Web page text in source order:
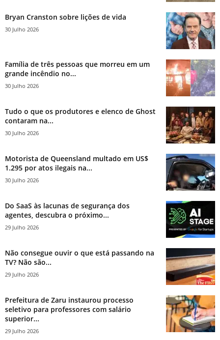
Bryan Cranston sobre lições de vida
30 Julho 2026
Família de três pessoas que morreu em um
grande incêndio no...
30 Julho 2026
Tudo o que os produtores e elenco de Ghost
contaram na...
30 Julho 2026
Motorista de Queensland multado em US$
1.295 por atos ilegais na...
30 Julho 2026
Do SaaS às lacunas de segurança dos
agentes, descubra o próximo...
29 Julho 2026
Não consegue ouvir o que está passando na
TV? Não são...
29 Julho 2026
Prefeitura de Zaru instaurou processo
seletivo para professores com salário
superior...
29 Julho 2026